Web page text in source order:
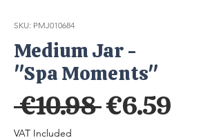
SKU: PMJ010684
Medium Jar -
"Spa Moments"
€10.98 Regular
€6.59
VAT Included